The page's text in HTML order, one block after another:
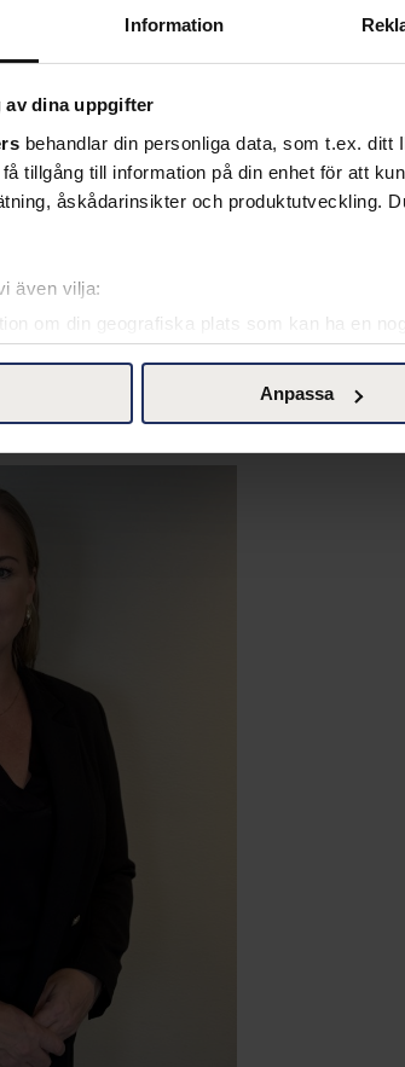
Information
dina uppgifter
behandlar din personliga data, som t.ex.
tillgång till information på din enhet för att
åskådarinsikter och produktutveckling.
även vilja:
om din geografiska plats som kan ha en
personliga uppgifter behandlas och ställ in
när som helst från cookie-förklaringen.
total kontroll över den data vi samlar och
Du kan när som helst ändra dina
på "Acceptera" ger du ditt samtycke för
klicka på "tillåt urval".
vi använder cookies och annan teknik och hur
den insamlade datan efter ditt
annonser, statistik från innehåll och
Anpassa
jag en gedigen bakgrund inom både
mig en unik förståelse för kundernas
en effektiv och kvalitativ process,
både kund och kandidat.
Shervin Razani och är idag en av
och har utsetts till Gasell-företag av
Jurekbarometern.
härför att komma i kontakt med oss!